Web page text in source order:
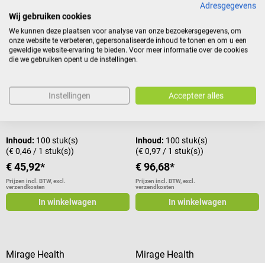
In winkelwagen In winkelwagen
SCHNEIDER Medizintechnik
Einmaldüsen
Inhoud: 100 stuk(s)
(€ 0,46 / 1 stuk(s))
€ 45,92*
Prijzen incl. BTW, excl.
verzendkosten
In winkelwagen
Mirage Health
Oorspoelsysteem
Inhoud: 100 stuk(s)
(€ 0,97 / 1 stuk(s))
€ 96,68*
Prijzen incl. BTW, excl.
verzendkosten
In winkelwagen
Mirage Health Mirage Health
Adresgegevens
Wij gebruiken cookies
We kunnen deze plaatsen voor analyse van onze bezoekersgegevens, om
onze website te verbeteren, gepersonaliseerde inhoud te tonen en om u een
geweldige website-ervaring te bieden. Voor meer informatie over de cookies
die we gebruiken opent u de instellingen.
Instellingen Accepteer alles